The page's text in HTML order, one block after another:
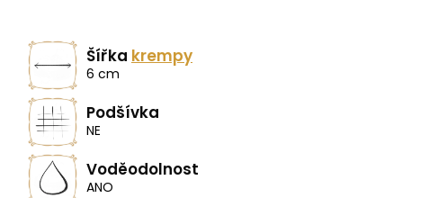
Šířka krempy
6 cm
Podšívka
NE
Voděodolnost
ANO